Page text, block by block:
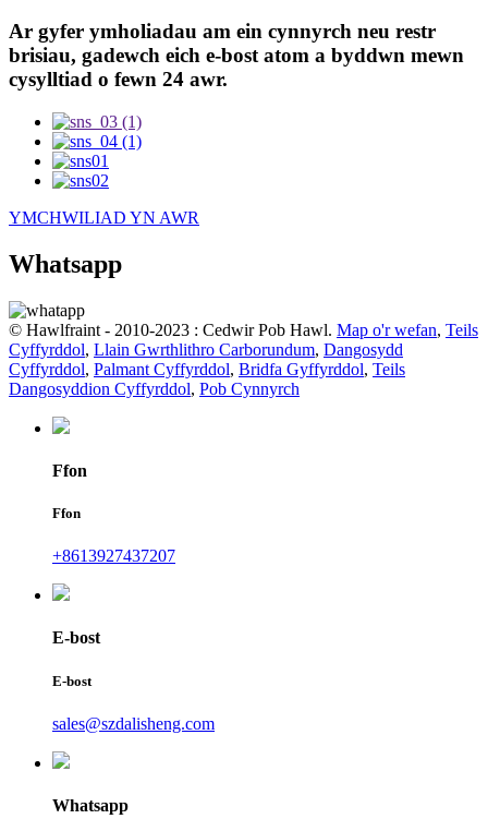
Ar gyfer ymholiadau am ein cynnyrch neu restr
brisiau, gadewch eich e-bost atom a byddwn mewn
cysylltiad o fewn 24 awr.
YMCHWILIAD YN AWR
Whatsapp
© Hawlfraint - 2010-2023 : Cedwir Pob Hawl. Map o'r wefan, Teils
Cyffyrddol, Llain Gwrthlithro Carborundum, Dangosydd
Cyffyrddol, Palmant Cyffyrddol, Bridfa Gyffyrddol, Teils
Dangosyddion Cyffyrddol, Pob Cynnyrch
Ffon
Ffon
+8613927437207
E-bost
E-bost
sales@szdalisheng.com
Whatsapp